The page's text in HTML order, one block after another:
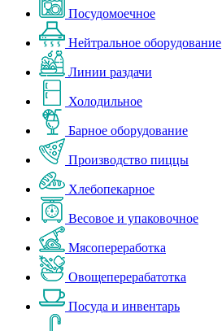
Посудомоечное
Нейтральное оборудование
Линии раздачи
Холодильное
Барное оборудование
Производство пиццы
Хлебопекарное
Весовое и упаковочное
Мясопереработка
Овощеперерабатотка
Посуда и инвентарь